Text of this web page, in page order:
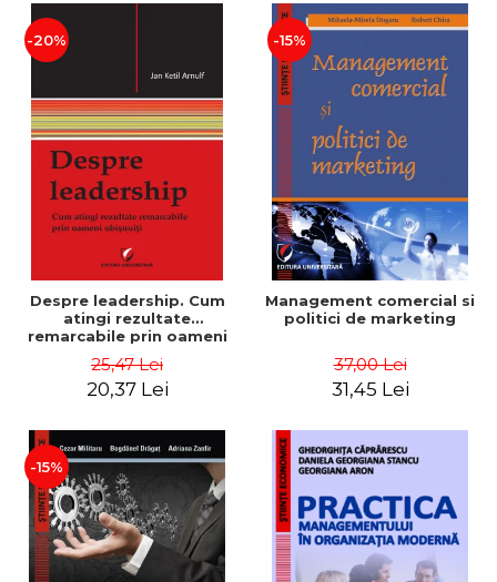
-20%
Despre leadership. Cum
atingi rezultate
remarcabile prin oameni
25,47 Lei
20,37 Lei
-15%
Management comercial si
politici de marketing
37,00 Lei
31,45 Lei
-15%